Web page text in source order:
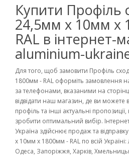
Купити Профіль
24,5мм х 10мм х
RAL в інтернет-
aluminium-
Для того, щоб замовити Профіль
1800мм - RAL оформіть замовлення
за телефонами, вказаними на
відвідати наш магазин, де ви можете
профіль та інші актуальні
зробити оптимальний вибір.
Україна здійснює продаж та
х 10мм х 1800мм - RAL по всій
Одеса, Запоріжжя, Харків,